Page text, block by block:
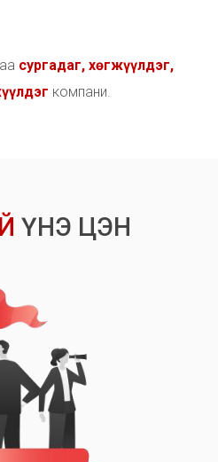
аа сургадаг, хөгжүүлдэг,
үүлдэг компани.
Й ҮНЭ ЦЭН